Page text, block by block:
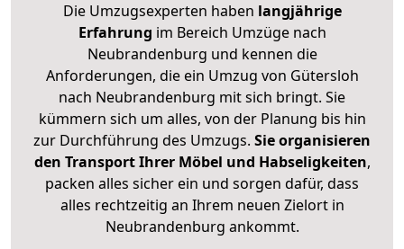
Die Umzugsexperten haben langjährige
Erfahrung im Bereich Umzüge nach
Neubrandenburg und kennen die
Anforderungen, die ein Umzug von Gütersloh
nach Neubrandenburg mit sich bringt. Sie
kümmern sich um alles, von der Planung bis hin
zur Durchführung des Umzugs. Sie organisieren
den Transport Ihrer Möbel und Habseligkeiten,
packen alles sicher ein und sorgen dafür, dass
alles rechtzeitig an Ihrem neuen Zielort in
Neubrandenburg ankommt.